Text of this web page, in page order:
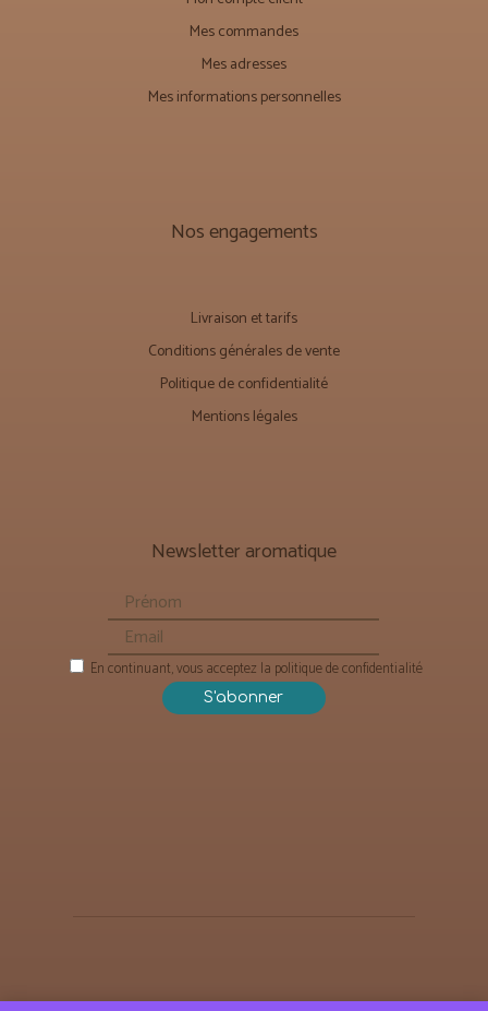
Mes commandes
Mes adresses
Mes informations personnelles
Nos engagements
Livraison et tarifs
Conditions générales de vente
Politique de confidentialité
Mentions légales
Newsletter aromatique
En continuant, vous acceptez la politique de confidentialité